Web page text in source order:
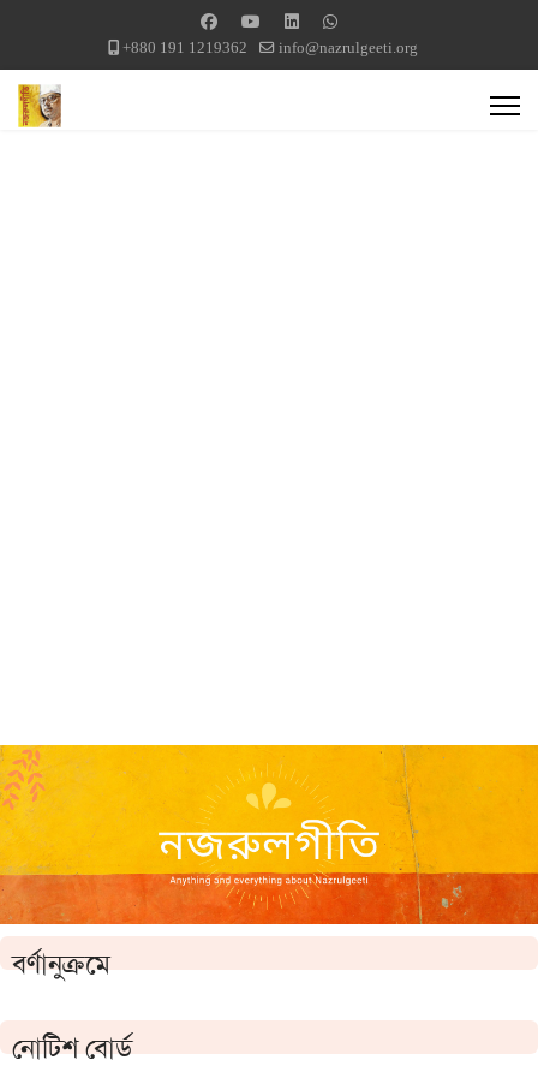
+880 191 1219362 info@nazrulgeeti.org
বর্ণানুক্রমে
নোটিশ বোর্ড